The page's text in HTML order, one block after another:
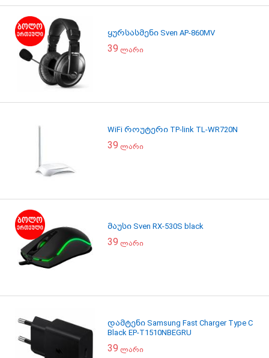
ყურსასმენი Sven AP-860MV
39 ლარი
WiFi როუტერი TP-link TL-WR720N
39 ლარი
მაუსი Sven RX-530S black
39 ლარი
დამტენი Samsung Fast Charger Type C
Black EP-T1510NBEGRU
39 ლარი